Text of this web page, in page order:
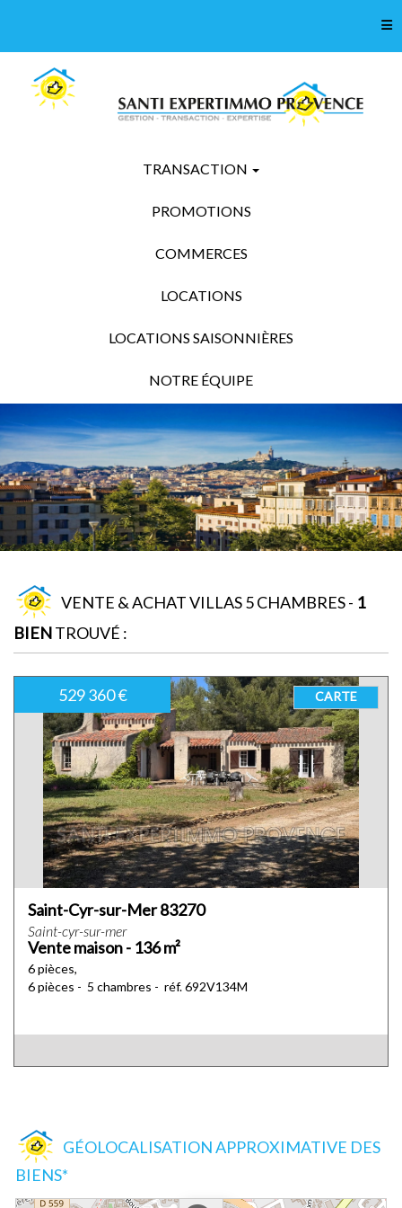
TRANSACTION
PROMOTIONS
COMMERCES
LOCATIONS
LOCATIONS SAISONNIÈRES
NOTRE ÉQUIPE
VENTE & ACHAT VILLAS 5 CHAMBRES - 1
BIENTROUVÉ :
529 360 €
Saint-Cyr-sur-Mer 83270
Saint-cyr-sur-mer
Vente maison - 136 m²
6 pièces,
6 pièces - 5 chambres - réf. 692V134M
CARTE
GÉOLOCALISATION APPROXIMATIVE DES
BIENS*